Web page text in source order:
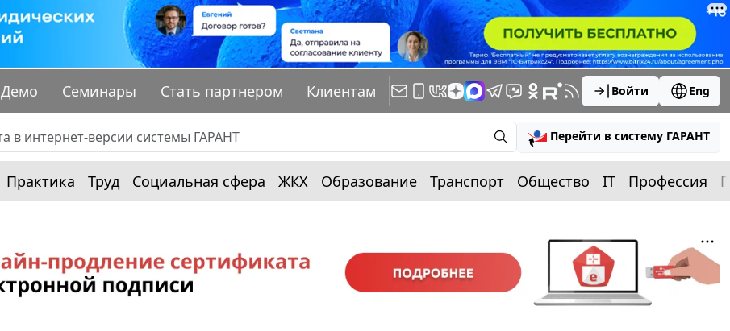
Демо Семинары Стать партнером Клиентам Войти Eng
Перейти в систему ГАРАНТ
Практика Труд Социальная сфера ЖКХ Образование Транспорт Общество IT Профессия